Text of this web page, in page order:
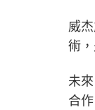
威
術
未
合